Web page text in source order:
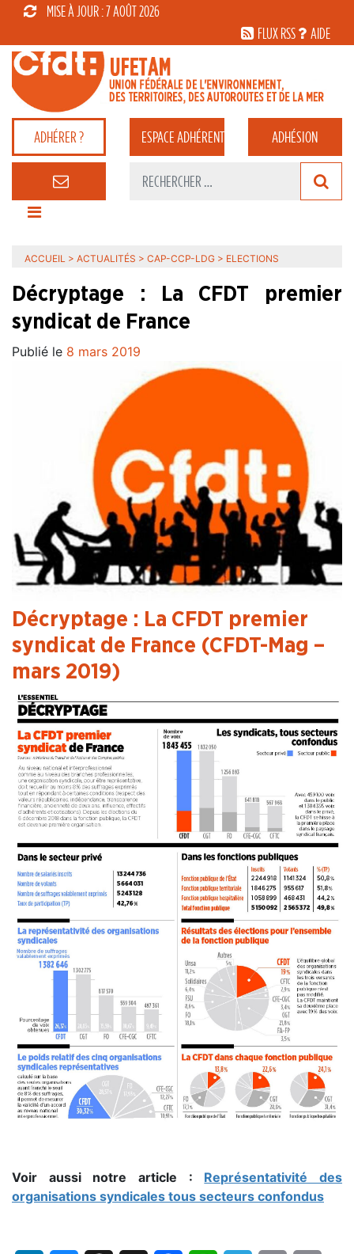
MISE À JOUR : 7 AOÛT 2026
FLUX RSS
AIDE
ADHÉRER ? ESPACEADHÉRENT ADHÉSION
ACCUEIL > ACTUALITÉS > CAP-CCP-LDG > ELECTIONS
Décryptage : La CFDT premier
syndicat de France
Publié le 8 mars 2019
Décryptage : La CFDT premier
syndicat de France (CFDT-Mag –
mars 2019)
Voir aussi notre article : Représentativité des
organisations syndicales tous secteurs confondus